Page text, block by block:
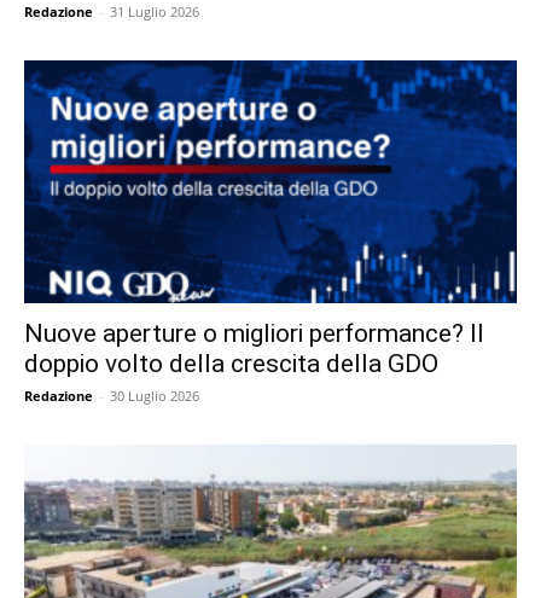
Redazione - 31 Luglio 2026
Nuove aperture o migliori performance? Il
doppio volto della crescita della GDO
Redazione - 30 Luglio 2026